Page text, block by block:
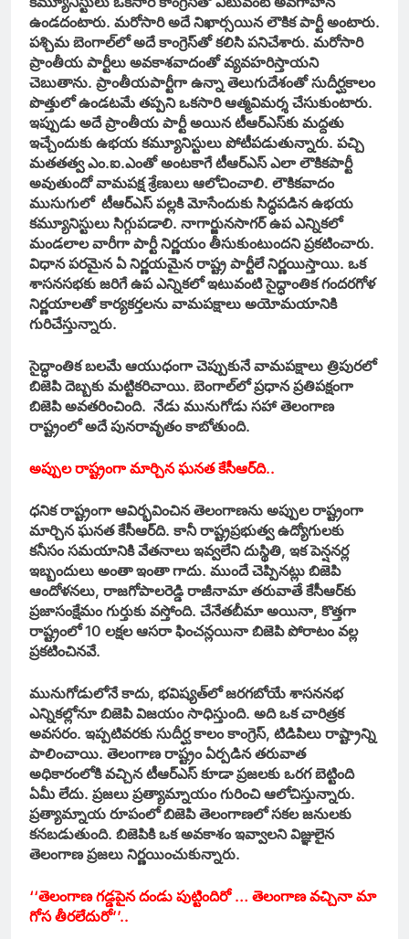
ఉండదంటారు. మరోసారి అదే నిఖార్సయిన లౌకిక పార్టీ అంటారు.
పశ్చిమ బెంగాల్‌లో అదే కాంగ్రెస్‌తో కలిసి పనిచేశారు. మరోసారి
ప్రాంతీయ పార్టీలు అవకాశవాదంతో వ్యవహరిస్తాయని
చెబుతాను. ప్రాంతీయపార్టీగా ఉన్నా తెలుగుదేశంతో సుదీర్ఘకాలం
పొత్తులో ఉండటమే తప్పని ఒకసారి ఆత్మవిమర్శ చేసుకుంటారు.
ఇప్పుడు అదే ప్రాంతీయ పార్టీ అయిన టీఆర్‌ఎస్‌కు మద్దతు
ఇచ్చేందుకు ఉభయ కమ్యూనిస్టులు పోటీపడుతున్నారు. పచ్చి
మతతత్వ ఎం.ఐ.ఎంతో అంటకాగే టీఆర్‌ఎస్‌ ఎలా లౌకికపార్టీ
అవుతుందో వామపక్ష శ్రేణులు ఆలోచించాలి. లౌకికవాదం
ముసుగులో టీఆర్‌ఎస్‌ పల్లకి మోసేందుకు సిద్ధపడిన ఉభయ
కమ్యూనిస్టులు సిగ్గుపడాలి. నాగార్జునసాగర్‌ ఉప ఎన్నికలో
మండలాల వారీగా పార్టీ నిర్ణయం తీసుకుంటుందని ప్రకటించారు.
విధాన పరమైన ఏ నిర్ణయమైన రాష్ట్ర పార్టీలే నిర్ణయిస్తాయి. ఒక
శాసనసభకు జరిగే ఉప ఎన్నికలో ఇటువంటి సైద్ధాంతిక గందరగోళ
నిర్ణయాలతో కార్యకర్తలను వామపక్షాలు అయోమయానికి
గురిచేస్తున్నారు.
సైద్ధాంతిక బలమే ఆయుధంగా చెప్పుకునే వామపక్షాలు త్రిపురలో
బిజెపి దెబ్బకు మట్టికరిచాయి. బెంగాల్‌లో ప్రధాన ప్రతిపక్షంగా
బిజెపి అవతరించింది. నేడు మునుగోడు సహా తెలంగాణ
రాష్ట్రంలో అదే పునరావృతం కాబోతుంది.
అప్పుల రాష్ట్రంగా మార్చిన ఘనత కేసీఆర్‌ది..
ధనిక రాష్ట్రంగా ఆవిర్భవించిన తెలంగాణను అప్పుల రాష్ట్రంగా
మార్చిన ఘనత కేసీఆర్‌ది. కానీ రాష్ట్రప్రభుత్వ ఉద్యోగులకు
కనీసం సమయానికి వేతనాలు ఇవ్వలేని దుస్థితి, ఇక పెన్షనర్ల
ఇబ్బందులు అంతా ఇంతా గాదు. ముందే చెప్పినట్లు బిజెపి
ఆందోళనలు, రాజగోపాలరెడ్డి రాజీనామా తరువాతే కేసీఆర్‌కు
ప్రజాసంక్షేమం గుర్తుకు వస్తోంది. చేనేతబీమా అయినా, కొత్తగా
రాష్ట్రంలో 10 లక్షల ఆసరా ఫించన్లయినా బిజెపి పోరాటం వల్ల
ప్రకటించినవే.
మునుగోడులోనే కాదు, భవిష్యత్‌లో జరగబోయే శాసననభ
ఎన్నికల్లోనూ బిజెపి విజయం సాధిస్తుంది. అది ఒక చారిత్రక
అవసరం. ఇప్పటివరకు సుదీర్ఘ కాలం కాంగ్రెస్‌, టిడిపిలు రాష్ట్రాన్ని
పాలించాయి. తెలంగాణ రాష్ట్రం ఏర్పడిన తరువాత
అధికారంలోకి వచ్చిన టీఆర్‌ఎస్‌ కూడా ప్రజలకు ఒరగ బెట్టింది
ఏమీ లేదు. ప్రజలు ప్రత్యామ్నాయం గురించి ఆలోచిస్తున్నారు.
ప్రత్యామ్నాయ రూపంలో బిజెపి తెలంగాణలో సకల జనులకు
కనబడుతుంది. బిజెపికి ఒక అవకాశం ఇవ్వాలని విజ్ఞులైన
తెలంగాణ ప్రజలు నిర్ణయించుకున్నారు.
‘‘తెలంగాణ గడ్డపైన దండు పుట్టిందిరో … తెలంగాణ వచ్చినా మా
గోస తీరలేదురో’’..